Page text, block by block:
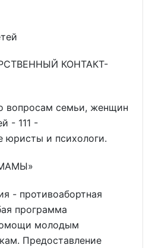
КОНТАКТ-
вопросам семьи, женщин
- 111 -
юристы и психологи.
- противоабортная
программа
молодым
Предоставление